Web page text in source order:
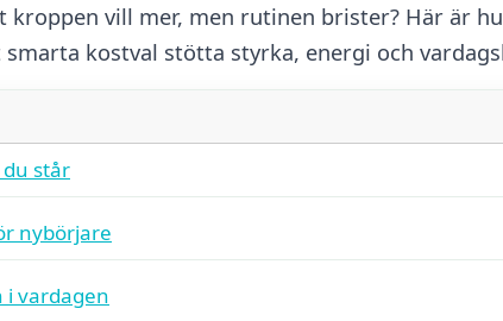
kroppen vill mer, men rutinen brister? Här är
kostval stötta styrka, energi och
står
nybörjare
i vardagen